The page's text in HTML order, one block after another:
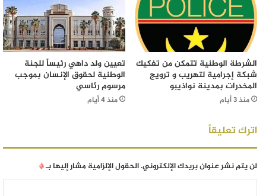
الشرطة الوطنية تتمكن من تفكيك
شبكة إجرامية لتهريب و ترويج
المخدرات بمدينة نواذيبو
منذ 3 أيام
تعيين ولد داهي رئيساً للجنة
الوطنية لحقوق الإنسان بموجب
مرسوم رئاسي
منذ 4 أيام
اترك تعليقاً
لن يتم نشر عنوان بريدك الإلكتروني.الحقول الإلزامية مشار إليها بـ*